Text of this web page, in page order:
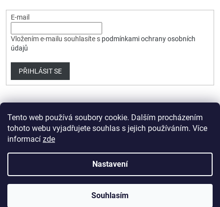
Tento web používá soubory cookie. Dalším procházením
tohoto webu vyjadřujete souhlas s jejich používáním. Více
informací zde
Nastavení
Souhlasím
E-mail
Vložením e-mailu souhlasíte s podmínkami ochrany osobních
údajů
PŘIHLÁSIT SE
Upravit nastavení cookies